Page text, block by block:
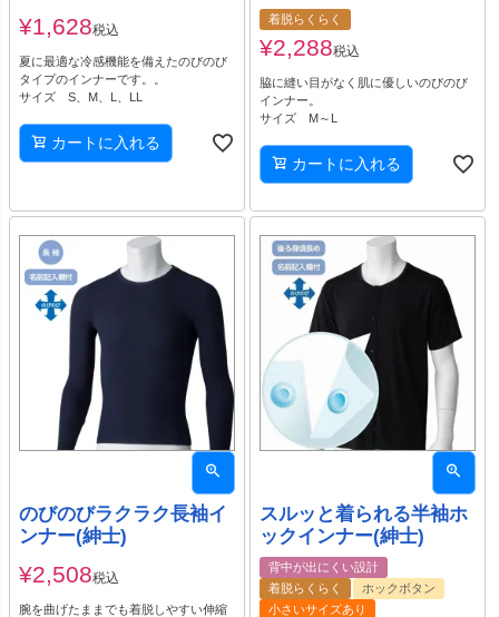
¥1,628税込
夏に最適な冷感機能を備えたのびのび
タイプのインナーです。。
サイズ S、M、L、LL
カートに入れる
着脱らくらく
¥2,288税込
脇に縫い目がなく肌に優しいのびのび
インナー。
サイズ M～L
カートに入れる
のびのびラクラク長袖イ
ンナー(紳士)
¥2,508税込
腕を曲げたままでも着脱しやすい伸縮
スルッと着られる半袖ホ
ックインナー(紳士)
背中が出にくい設計
着脱らくらく
ホックボタン
小さいサイズあり